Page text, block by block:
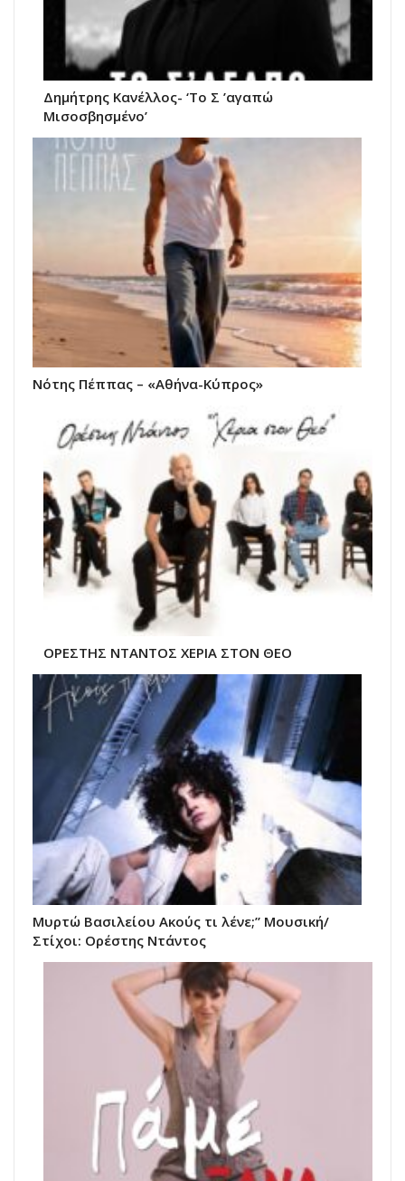
Δημήτρης Κανέλλος- ‘Το Σ ’αγαπώ
Μισοσβησμένο’
Νότης Πέππας – «Αθήνα-Κύπρος»
ΟΡΕΣΤΗΣ ΝΤΑΝΤΟΣ ΧΕΡΙΑ ΣΤΟΝ ΘΕΟ
Μυρτώ Βασιλείου Ακούς τι λένε;” Μουσική/
Στίχοι: Ορέστης Ντάντος